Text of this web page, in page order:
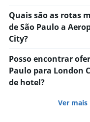
Quais são as rotas
de São Paulo a
City?
Posso encontrar
Paulo para London
de hotel?
Ver